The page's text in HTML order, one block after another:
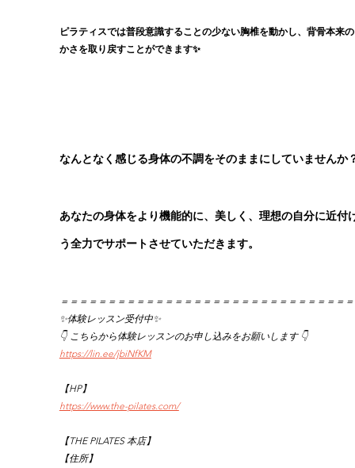
ピラティスでは普段意識することの少ない胸椎を動かし、背骨本来
かさを取り戻すことができます✨
なんとなく感じる身体の不調をそのままにしていませんか
あなたの身体をより機能的に、美しく、理想の自分に近付
う全力でサポートさせていただきます。
＝＝＝＝＝＝＝＝＝＝＝＝＝＝＝＝＝＝＝＝＝＝＝＝＝＝＝＝＝＝
✨体験レッスン受付中✨
👇 こちらから体験レッスンのお申し込みをお願いします 👇
https://lin.ee/jbiNfKM
【HP】
https://www.the-pilates.com/
【THE PILATES 本店】
【住所】